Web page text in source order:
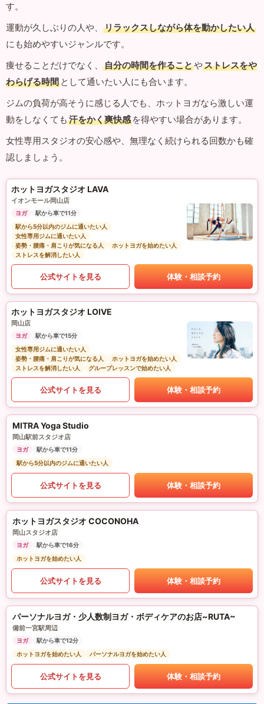
す。
運動が久しぶりの人や、
リラックスしながら体を動かしたい人
にも始めやすいジャンルです。
痩せることだけでなく、
自分の時間を作ることやストレスをや
わらげる時間 として通いたい人にも合います。
ジムの負荷が高そうに感じる人でも、ホットヨガなら激しい運
動をしなくても 汗をかく爽快感 を得やすい場合があります。
女性専用スタジオの安心感や、無理なく続けられる回数かも確
認しましょう。
ホットヨガスタジオ LAVA
イオンモール岡山店
ヨガ
駅から車で11分
駅から5分以内のジムに通いたい人
女性専用ジムに通いたい人
姿勢・腰痛・肩こりが気になる人
ホットヨガを始めたい人
ストレスを解消したい人
公式サイトを見る 体験・相談予約
ホットヨガスタジオ LOIVE
岡山店
ヨガ
駅から車で15分
女性専用ジムに通いたい人
姿勢・腰痛・肩こりが気になる人
ホットヨガを始めたい人
ストレスを解消したい人
グループレッスンで始めたい人
公式サイトを見る 体験・相談予約
MITRA Yoga Studio
岡山駅前スタジオ店
ヨガ
駅から車で11分
駅から5分以内のジムに通いたい人
公式サイトを見る 体験・相談予約
ホットヨガスタジオ COCONOHA
岡山スタジオ店
ヨガ
駅から車で16分
ホットヨガを始めたい人
公式サイトを見る 体験・相談予約
パーソナルヨガ・少人数制ヨガ・ボディケアのお店~RUTA~
備前一宮駅周辺
ヨガ
駅から車で12分
ホットヨガを始めたい人
パーソナルヨガを始めたい人
公式サイトを見る 体験・相談予約